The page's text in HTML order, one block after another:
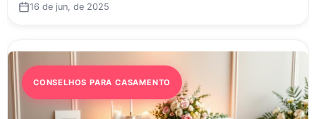
16 de jun, de 2025
CONSELHOS PARA CASAMENTO